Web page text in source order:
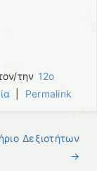
την 12ο
Permalink
Δεξιοτήτων
→